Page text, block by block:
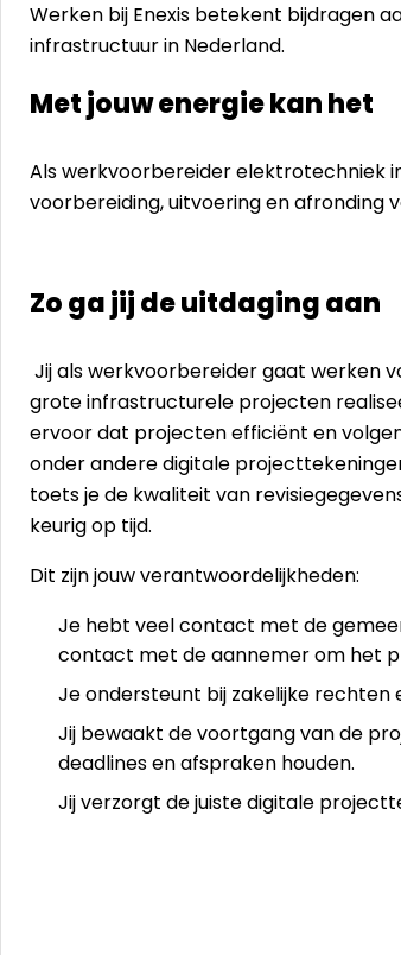
Werken bij Enexis betekent bijdragen
infrastructuur in Nederland.
Met jouw energie kan het
Als werkvoorbereider elektrotechniek
voorbereiding, uitvoering en afronding
Zo ga jij de uitdaging aan
Jij als werkvoorbereider gaat werken
grote infrastructurele projecten
ervoor dat projecten efficiënt en
onder andere digitale
toets je de kwaliteit van
keurig op tijd.
Dit zijn jouw verantwoordelijkheden:
Je hebt veel contact met de
contact met de aannemer om het
Je ondersteunt bij zakelijke rechten
Jij bewaakt de voortgang van de
deadlines en afspraken houden.
Jij verzorgt de juiste digitale